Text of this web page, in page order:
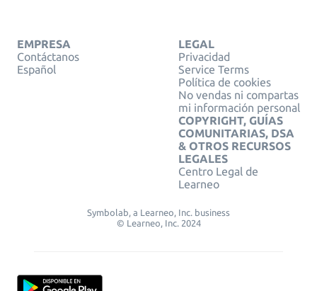
EMPRESA
Contáctanos
Español
LEGAL
Privacidad
Service Terms
Política de cookies
No vendas ni compartas
mi información personal
COPYRIGHT, GUÍAS
COMUNITARIAS, DSA
& OTROS RECURSOS
LEGALES
Centro Legal de
Learneo
Symbolab, a Learneo, Inc. business
© Learneo, Inc. 2024